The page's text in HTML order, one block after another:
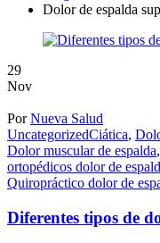
Dolor de espalda
29
Nov
PorNueva Salud
UncategorizedCiática,
Dolor muscular de espalda,
ortopédicos dolor de
Quiropráctico dolor de
Diferentes tipos de